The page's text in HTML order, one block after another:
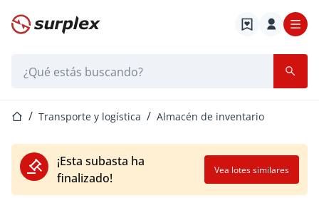
Página de inicio
Página de inicio
Transporte y logística Almacén de inventario
¡Esta subasta ha
finalizado!
Vea lotes similares